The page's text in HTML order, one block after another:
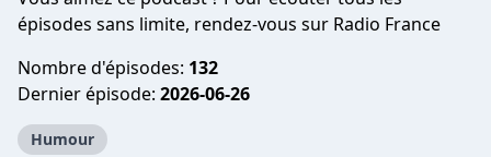
épisodes sans limite, rendez-vous sur Radio France
Nombre d'épisodes: 132
Dernier épisode: 2026-06-26
Humour